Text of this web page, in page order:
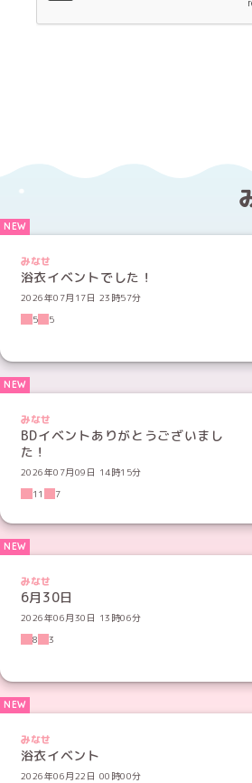
みなせ
浴衣イベントでした！
2026年07月17日 23時57分
5
5
みなせ
BDイベントありがとうございまし
た！
2026年07月09日 14時15分
11
7
みなせ
6月30日
2026年06月30日 13時06分
8
3
みなせ
浴衣イベント
2026年06月22日 00時00分